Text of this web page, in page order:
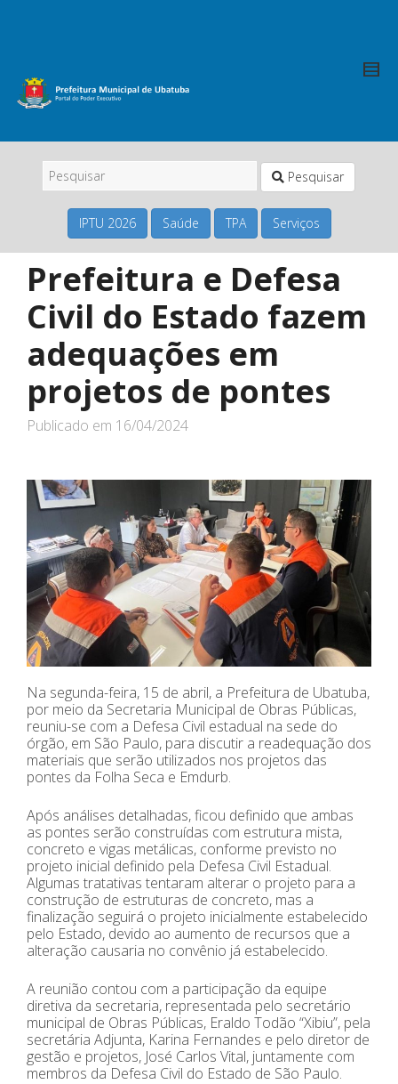
Pesquisar
IPTU 2026 Saúde TPA Serviços
Prefeitura e Defesa
Civil do Estado fazem
adequações em
projetos de pontes
Publicado em 16/04/2024
Na segunda-feira, 15 de abril, a Prefeitura de Ubatuba,
por meio da Secretaria Municipal de Obras Públicas,
reuniu-se com a Defesa Civil estadual na sede do
órgão, em São Paulo, para discutir a readequação dos
materiais que serão utilizados nos projetos das
pontes da Folha Seca e Emdurb.
Após análises detalhadas, ficou definido que ambas
as pontes serão construídas com estrutura mista,
concreto e vigas metálicas, conforme previsto no
projeto inicial definido pela Defesa Civil Estadual.
Algumas tratativas tentaram alterar o projeto para a
construção de estruturas de concreto, mas a
finalização seguirá o projeto inicialmente estabelecido
pelo Estado, devido ao aumento de recursos que a
alteração causaria no convênio já estabelecido.
A reunião contou com a participação da equipe
diretiva da secretaria, representada pelo secretário
municipal de Obras Públicas, Eraldo Todão “Xibiu”, pela
secretária Adjunta, Karina Fernandes e pelo diretor de
gestão e projetos, José Carlos Vital, juntamente com
membros da Defesa Civil do Estado de São Paulo.